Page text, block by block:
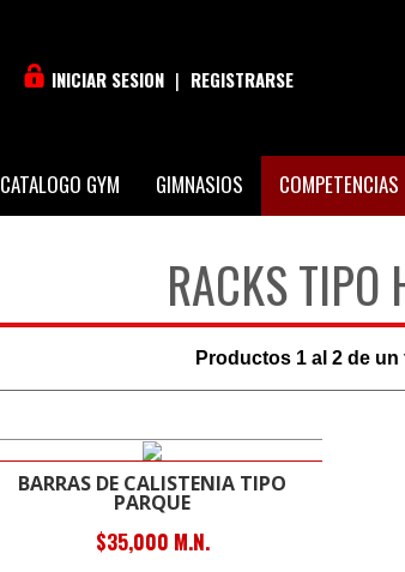
INICIAR SESION | REGISTRARSE
CATALOGO GYM GIMNASIOS COMPETENCIAS
RACKS TIPO
Productos 1al 2de un
BARRAS DE CALISTENIA TIPO
PARQUE
$35,000 M.N.